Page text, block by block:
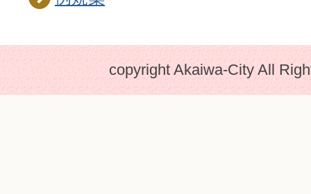
copyright Akaiwa-City All